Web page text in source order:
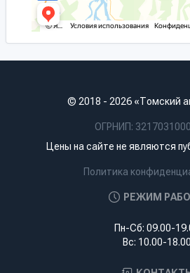
© 2018 - 2026 «Томский
ОГРНИП:
Цены на сайте не являются
Политика
РЕЖИМ
Пн-Сб: 09.00-
Вс: 10.00-18.00